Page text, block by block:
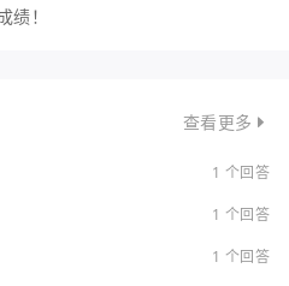
！
查看更多
1 个回答
1 个回答
1 个回答